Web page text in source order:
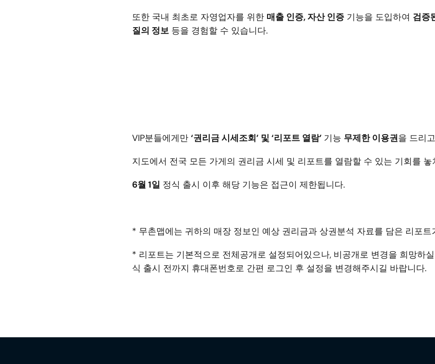
또한 국내 최초로 자영업자를 위한 매출 인증, 자산 인증 기능을 도입하여 검증
질의 정보 등을 경험할 수 있습니다.
VIP분들에게만 ‘권리금 시세조회’ 및 ‘리포트 열람’ 기능 무제한 이용권을 드리
지도에서 전국 모든 가게의 권리금 시세 및 리포트를 열람할 수 있는 기회를 놓
6월 1일 정식 출시 이후 해당 기능은 접근이 제한됩니다.
* 무촌맵에는 귀하의 매장 정보인 예상 권리금과 상권분석 자료를 담은 리포트
* 리포트는 기본적으로 전체공개로 설정되어있으나, 비공개로 변경을 희망하
식 출시 전까지 휴대폰번호로 간편 로그인 후 설정을 변경해주시길 바랍니다.